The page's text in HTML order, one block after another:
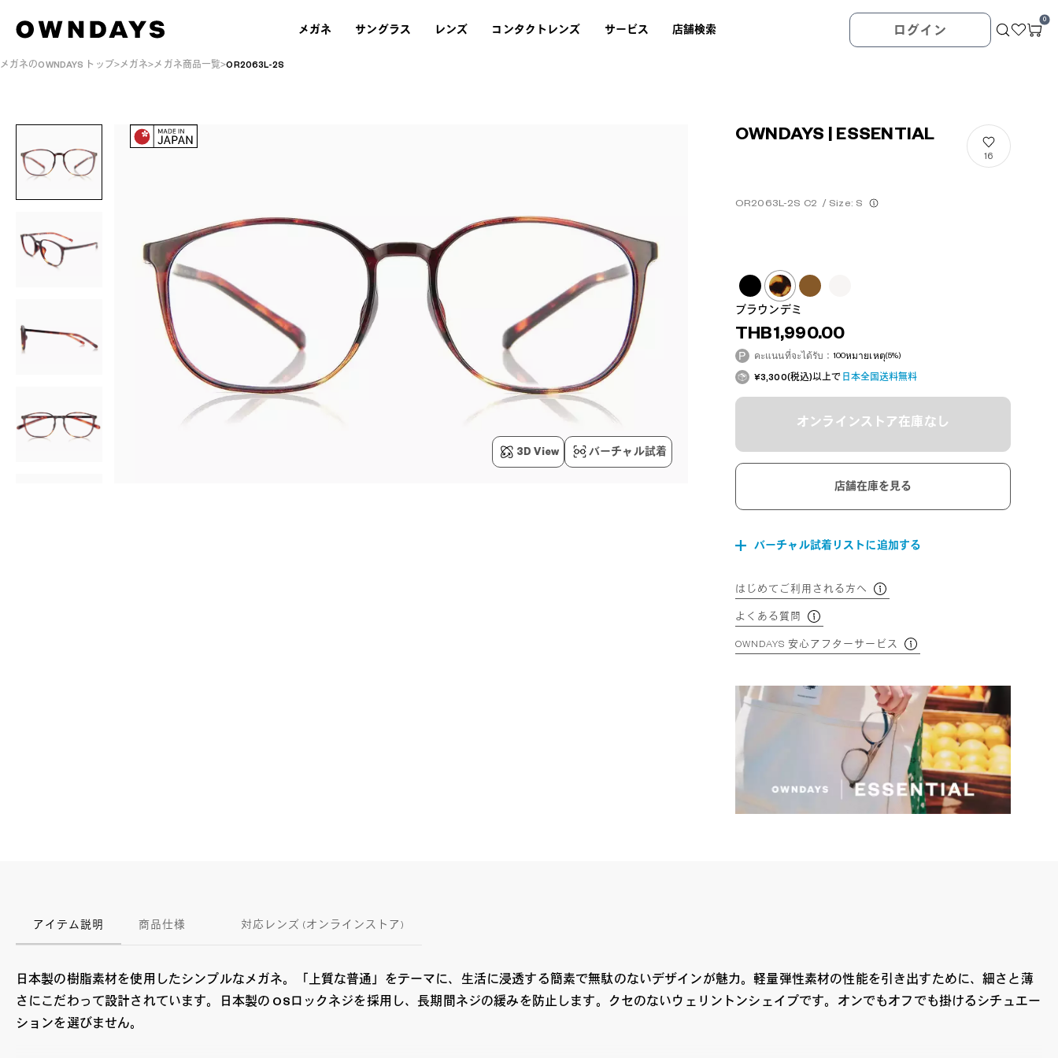
メガネ サングラス レンズ コンタクトレンズ サービス 店舗検索 ログイン
0
メガネのOWNDAYS トップ メガネ メガネ商品一覧 OR2063L-2S
3D View バーチャル試着
OWNDAYS | ESSENTIAL
OR2063L-2S C2 / Size: S
16
ブラウンデミ
THB1,990.00
คะแนนที่จะได้รับ：100หมายเหตุ(5%)
¥3,300(税込)以上で 日本全国送料無料
オンラインストア在庫なし
店舗在庫を見る
バーチャル試着リストに追加する
はじめてご利用される方へ
よくある質問
OWNDAYS 安心アフターサービス
アイテム説明 商品仕様 対応レンズ (オンラインストア)
日本製の樹脂素材を使用したシンプルなメガネ。「上質な普通」をテーマに、生活に浸透する簡素で無駄のないデザインが魅力。軽量弾性素材の性能を引き出すために、細さと薄
さにこだわって設計されています。日本製の OSロックネジを採用し、長期間ネジの緩みを防止します。クセのないウェリントンシェイプです。オンでもオフでも掛けるシチュエー
ションを選びません。